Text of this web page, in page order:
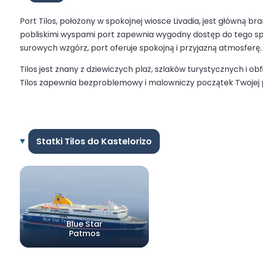
Port Tilos, położony w spokojnej wiosce Livadia, jest główną
pobliskimi wyspami port zapewnia wygodny dostęp do tego
surowych wzgórz, port oferuje spokojną i przyjazną atmosferę.
Tilos jest znany z dziewiczych plaż, szlaków turystycznych i
Tilos zapewnia bezproblemowy i malowniczy początek Twojej
Statki Tilos do Kastelorizo
Blue Star
Patmos